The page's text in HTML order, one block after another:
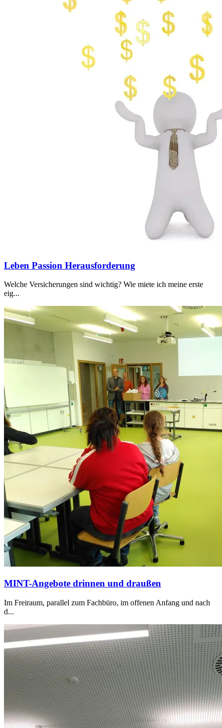
Leben Passion Herausforderung
Welche Versicherungen sind wichtig? Wie miete ich meine erste
eig...
MINT-Angebote drinnen und draußen
Im Freiraum, parallel zum Fachbüro, im offenen Anfang und nach
d...